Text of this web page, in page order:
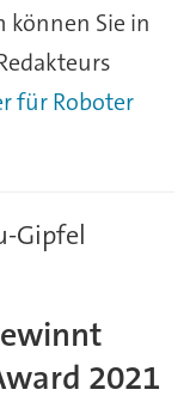
Sie in
für Roboter
Gipfel
2021